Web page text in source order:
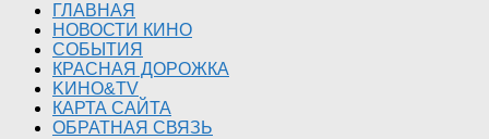
ГЛАВНАЯ
НОВОСТИ КИНО
СОБЫТИЯ
КРАСНАЯ ДОРОЖКА
KИНО&TV
КАРТА САЙТА
ОБРАТНАЯ СВЯЗЬ